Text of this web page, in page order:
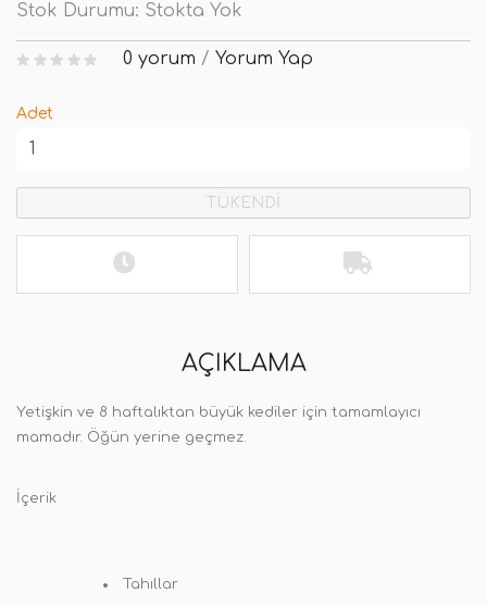
Stok Durumu: Stokta Yok
0 yorum / Yorum Yap
Adet
TÜKENDİ
AÇIKLAMA
Yetişkin ve 8 haftalıktan büyük kediler için tamamlayıcı
mamadır. Öğün yerine geçmez.
İçerik
Tahıllar